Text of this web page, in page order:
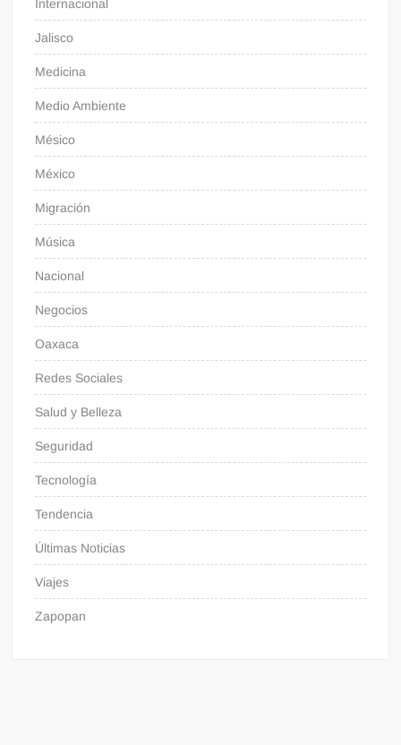
Internacional
Jalisco
Medicina
Medio Ambiente
Mésico
México
Migración
Música
Nacional
Negocios
Oaxaca
Redes Sociales
Salud y Belleza
Seguridad
Tecnología
Tendencia
Últimas Noticias
Viajes
Zapopan